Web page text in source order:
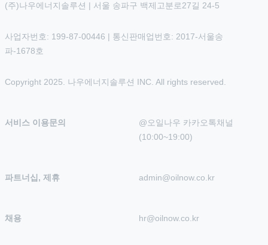
(주)나우에너지솔루션 | 서울 송파구 백제고분로27길 24-5
사업자번호: 199-87-00446 | 통신판매업번호: 2017-서울송
파-1678호
Copyright 2025. 나우에너지솔루션 INC. All rights reserved.
서비스 이용문의
@오일나우 카카오톡채널
(10:00~19:00)
파트너십, 제휴 admin@oilnow.co.kr
채용 hr@oilnow.co.kr